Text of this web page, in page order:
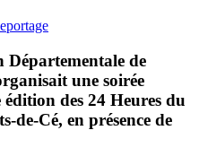
Départementale de
une soirée
des 24 Heures du
de-Cé, en présence de